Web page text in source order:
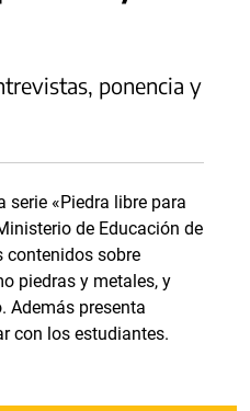
ponencia y
serie «Piedra libre para
de Educación de
contenidos sobre
piedras y metales, y
Además presenta
con los estudiantes.